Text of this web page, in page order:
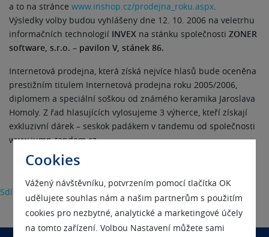
Cookies
Vážený návštěvníku, potvrzením pomocí tlačítka OK
udělujete souhlas nám a našim partnerům s použitím
cookies pro nezbytné, analytické a marketingové účely
na tomto zařízení. Volbou Nastavení můžete sami
a to na stránce www.inshop.cz/prodejna_roku.aspx.
Výsledky volby budou vyhlášeny dne 12. 10. 2006 na veletrhu
informačních technologií INVEX na stánku společnosti ZONER
software, s.r.o. – pavilon V, stánek 86.
Internetová prodejna, která získá nejvíce hlasů bude oceněna
prestižním titulem Internetová prodejna roku 2005/2006,
diplomem a speciální soškou od známého keramika Jaroslava
Homoly. Z řad hlasujících vylosujeme 3 výherce, kteří získají
exkluzivní dárek – seskok padákem v tandemu od společnosti
www.jump-tandem.cz.
Sdílet